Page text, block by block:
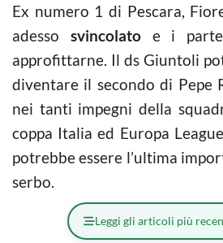
Ex numero 1 di Pescara,
adesso svincolatoe i
approfittarne. Il ds Giuntoli
diventare il secondo di Pepe
nei tanti impegni della
coppa Italia ed Europa
potrebbe essere l’ultima
serbo.
Leggi gli articoli più